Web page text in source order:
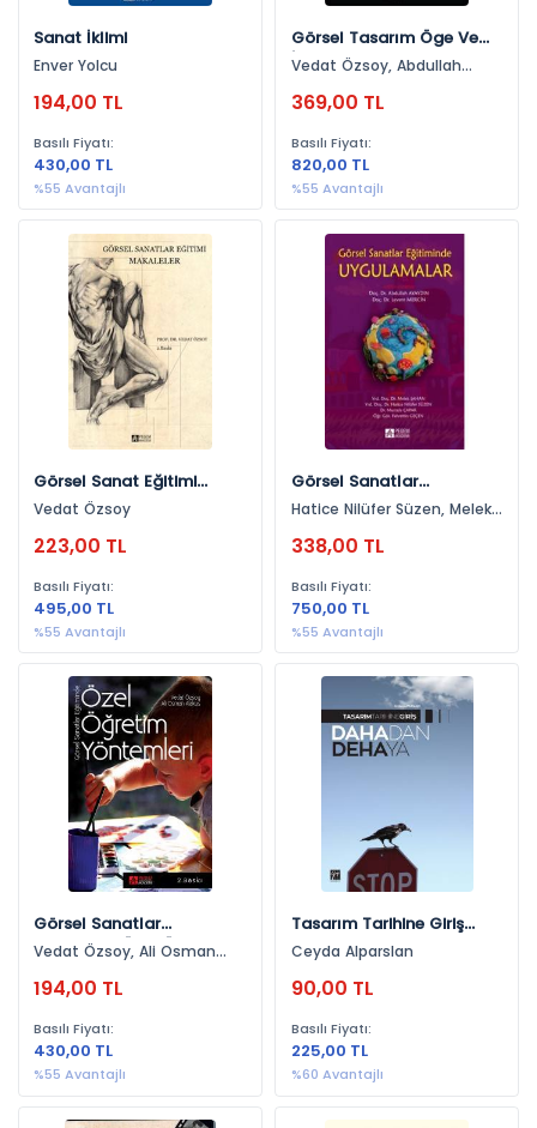
Sanat İklimi
Enver Yolcu
194,00 TL
Basılı Fiyatı:
430,00 TL
%55 Avantajlı
Görsel Tasarım Öge Ve
İlkeleri
Vedat Özsoy, Abdullah
369,00 TL
Basılı Fiyatı:
820,00 TL
%55 Avantajlı
Görsel Sanat Eğitimi
Makaleler
Vedat Özsoy
223,00 TL
Basılı Fiyatı:
495,00 TL
%55 Avantajlı
Görsel Sanatlar
Eğitiminde Uygulamalar
Hatice Nilüfer Süzen, Melek
Fahrettin Geçen
338,00 TL
Basılı Fiyatı:
750,00 TL
%55 Avantajlı
Görsel Sanatlar
Eğitiminde Özel Öğretim
Yöntemleri (Resim-İş
Eğitimi)
Vedat Özsoy, Ali Osman
194,00 TL
Basılı Fiyatı:
430,00 TL
%55 Avantajlı
Tasarım Tarihine Giriş
Dahadan Dehaya
Ceyda Alparslan
90,00 TL
Basılı Fiyatı:
225,00 TL
%60 Avantajlı